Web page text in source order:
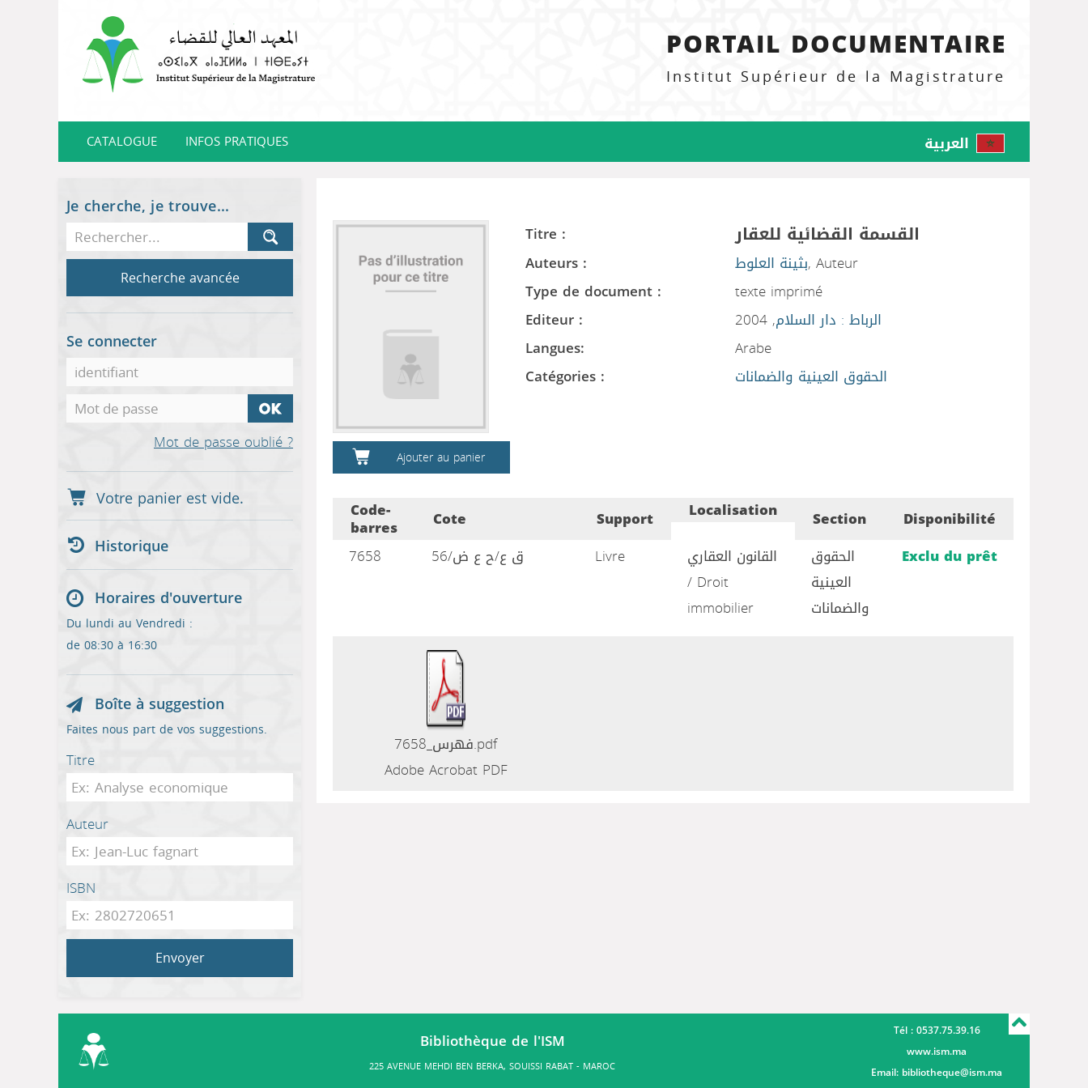
PORTAIL DOCUMENTAIRE
Institut Supérieur de la Magistrature
العربية CATALOGUE INFOS PRATIQUES
Ajouter au panier
Titre : القسمة القضائية للعقار
Auteurs : بثينة العلوط, Auteur
Type de document :
texte imprimé
Editeur :
الرباط : دار السلام, 2004
Langues:
Arabe
Catégories :
الحقوق العينية والضمانات
Code-
barres Cote Support Localisation Section
Disponibilité
7658
ق ع/ح ع ض/56 Livre
القانون العقاري
/ Droit
immobilier
الحقوق
العينية
والضمانات
Exclu du prêt
فهرس_7658.pdf
Adobe Acrobat PDF
Je cherche, je trouve...
Recherche avancée
Se connecter
Mot de passe oublié ?
Historique
Horaires d'ouverture
Du lundi au Vendredi :
de 08:30 à 16:30
Boîte à suggestion
Faites nous part de vos suggestions.
Titre
Auteur
ISBN
Envoyer
Bibliothèque de l'ISM
225 AVENUE MEHDI BEN BERKA, SOUISSI RABAT - MAROC
Tél : 0537.75.39.16
www.ism.ma
Email: bibliotheque@ism.ma